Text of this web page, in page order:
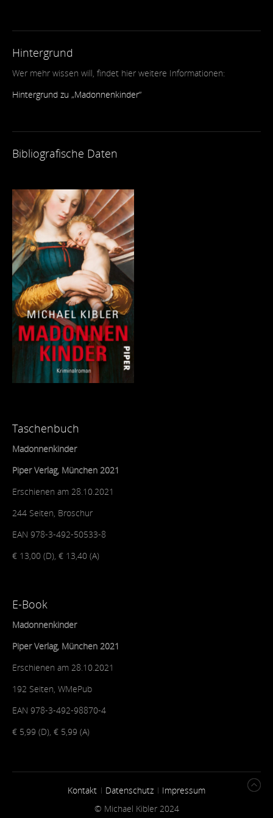
Hintergrund
Wer mehr wissen will, findet hier weitere Informationen:
Hintergrund zu „Madonnenkinder“
Bibliografische Daten
Taschenbuch
Madonnenkinder
Piper Verlag, München 2021
Erschienen am 28.10.2021
244 Seiten, Broschur
EAN 978-3-492-50533-8
€ 13,00 (D), € 13,40 (A)
E-Book
Madonnenkinder
Piper Verlag, München 2021
Erschienen am 28.10.2021
192 Seiten, WMePub
EAN 978-3-492-98870-4
€ 5,99 (D), € 5,99 (A)
Kontakt Datenschutz
Impressum
© Michael Kibler 2024